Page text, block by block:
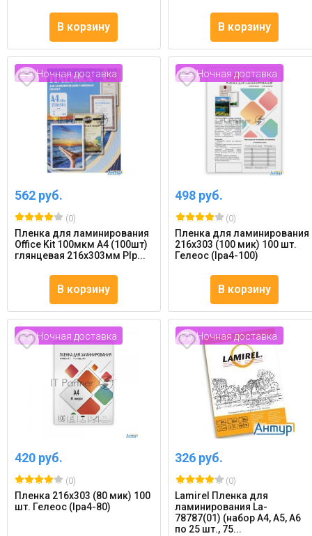
В корзину В корзину
Ночная доставка
562 руб.
(0)
Пленка для ламинирования
Office Kit 100мкм A4 (100шт)
глянцевая 216x303мм Plp...
В корзину
Ночная доставка
498 руб.
(0)
Пленка для ламинирования
216х303 (100 мик) 100 шт.
Гелеос (lpa4-100)
В корзину
Ночная доставка
420 руб.
(0)
Пленка 216х303 (80 мик) 100
шт. Гелеос (lpa4-80)
Ночная доставка
326 руб.
(0)
Lamirel Пленка для
ламинирования La-
78787(01) (набор А4, A5, A6
по 25 шт., 75...